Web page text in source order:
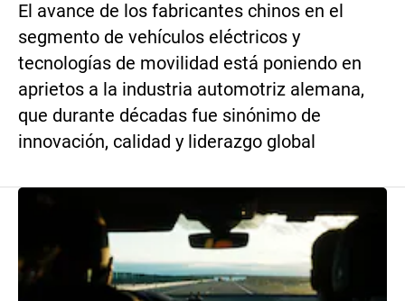
El avance de los fabricantes chinos en el
segmento de vehículos eléctricos y
tecnologías de movilidad está poniendo en
aprietos a la industria automotriz alemana,
que durante décadas fue sinónimo de
innovación, calidad y liderazgo global